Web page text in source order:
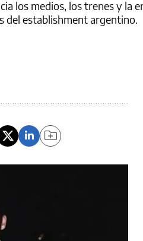
los medios, los trenes y la
del establishment argentino.